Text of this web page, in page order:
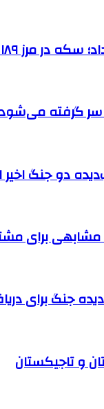
۱۸۹ میلیون تومان
سر گرفته
برای
و تاجیکستان